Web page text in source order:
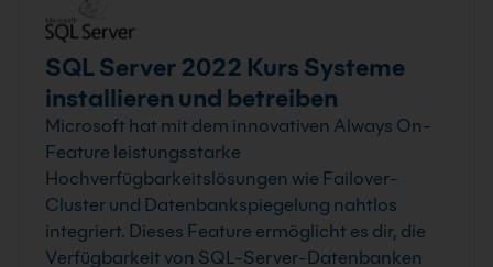
SQL Server 2022 Kurs Systeme
installieren und betreiben
Microsoft hat mit dem innovativen Always On-
Feature leistungsstarke
Hochverfügbarkeitslösungen wie Failover-
Cluster und Datenbankspiegelung nahtlos
integriert. Dieses Feature ermöglicht es dir, die
Verfügbarkeit von SQL-Server-Datenbanken